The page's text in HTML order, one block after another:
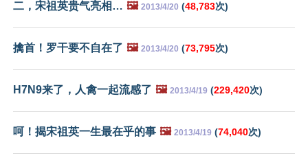
二，宋祖英贵气亮相… 🖼️ 2013/4/20 (48,783次)
擒首！罗干要不自在了 🖼️ 2013/4/20 (73,795次)
H7N9来了，人禽一起流感了 🖼️ 2013/4/19 (229,420次)
呵！揭宋祖英一生最在乎的事 🖼️ 2013/4/19 (74,040次)